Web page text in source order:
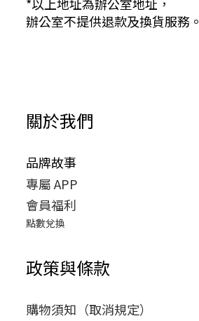
辦公室不提供退款及換貨服務。
關於我們
品牌故事
專屬 APP
會員福利
點數兌換
政策與條款
購物須知（取消規定）